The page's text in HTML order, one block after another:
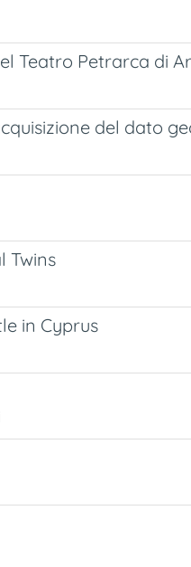
Teatro Petrarca di
del dato
Twins
in Cyprus